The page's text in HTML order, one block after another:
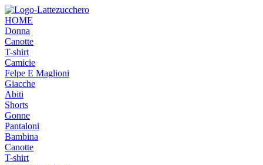
HOME
Donna
Canotte
T-shirt
Camicie
Felpe E Maglioni
Giacche
Abiti
Shorts
Gonne
Pantaloni
Bambina
Canotte
T-shirt